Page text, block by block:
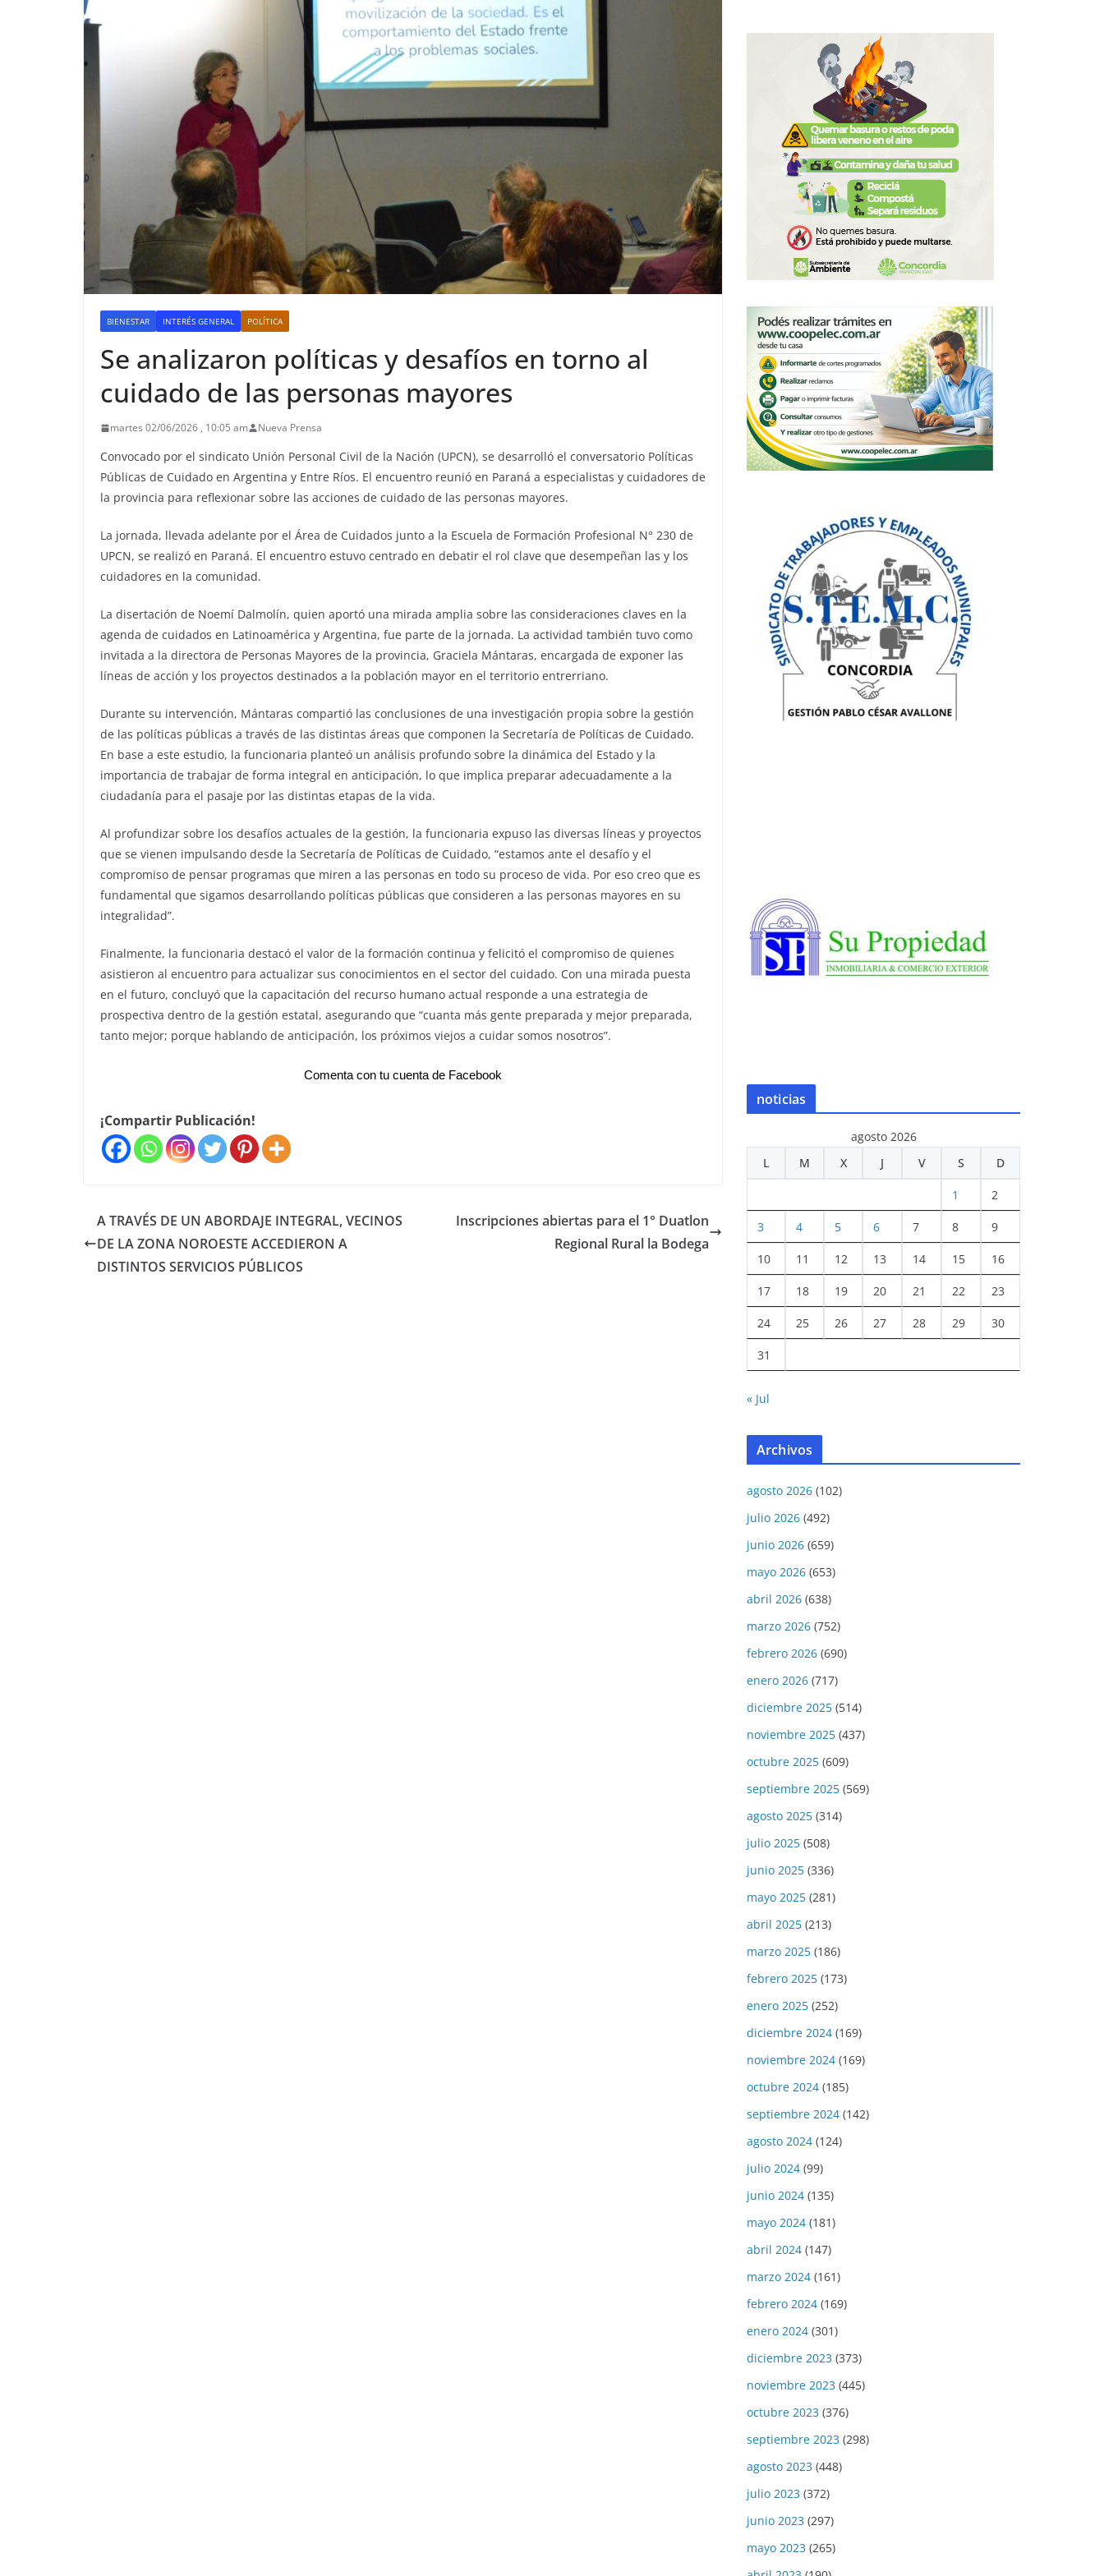
BIENESTAR INTERÉS GENERAL POLÍTICA
Se analizaron políticas y desafíos en torno al
cuidado de las personas mayores
martes 02/06/2026 , 10:05 am Nueva Prensa
Convocado por el sindicato Unión Personal Civil de la Nación (UPCN), se desarrolló el conversatorio Políticas
Públicas de Cuidado en Argentina y Entre Ríos. El encuentro reunió en Paraná a especialistas y cuidadores de
la provincia para reflexionar sobre las acciones de cuidado de las personas mayores.
La jornada, llevada adelante por el Área de Cuidados junto a la Escuela de Formación Profesional N° 230 de
UPCN, se realizó en Paraná. El encuentro estuvo centrado en debatir el rol clave que desempeñan las y los
cuidadores en la comunidad.
La disertación de Noemí Dalmolín, quien aportó una mirada amplia sobre las consideraciones claves en la
agenda de cuidados en Latinoamérica y Argentina, fue parte de la jornada. La actividad también tuvo como
invitada a la directora de Personas Mayores de la provincia, Graciela Mántaras, encargada de exponer las
líneas de acción y los proyectos destinados a la población mayor en el territorio entrerriano.
Durante su intervención, Mántaras compartió las conclusiones de una investigación propia sobre la gestión
de las políticas públicas a través de las distintas áreas que componen la Secretaría de Políticas de Cuidado.
En base a este estudio, la funcionaria planteó un análisis profundo sobre la dinámica del Estado y la
importancia de trabajar de forma integral en anticipación, lo que implica preparar adecuadamente a la
ciudadanía para el pasaje por las distintas etapas de la vida.
Al profundizar sobre los desafíos actuales de la gestión, la funcionaria expuso las diversas líneas y proyectos
que se vienen impulsando desde la Secretaría de Políticas de Cuidado, “estamos ante el desafío y el
compromiso de pensar programas que miren a las personas en todo su proceso de vida. Por eso creo que es
fundamental que sigamos desarrollando políticas públicas que consideren a las personas mayores en su
integralidad”.
Finalmente, la funcionaria destacó el valor de la formación continua y felicitó el compromiso de quienes
asistieron al encuentro para actualizar sus conocimientos en el sector del cuidado. Con una mirada puesta
en el futuro, concluyó que la capacitación del recurso humano actual responde a una estrategia de
prospectiva dentro de la gestión estatal, asegurando que “cuanta más gente preparada y mejor preparada,
tanto mejor; porque hablando de anticipación, los próximos viejos a cuidar somos nosotros”.
Comenta con tu cuenta de Facebook
¡Compartir Publicación!
A TRAVÉS DE UN ABORDAJE INTEGRAL, VECINOS
DE LA ZONA NOROESTE ACCEDIERON A
DISTINTOS SERVICIOS PÚBLICOS
Inscripciones abiertas para el 1° Duatlon
Regional Rural la Bodega
noticias
agosto 2026
L
M X J V S D
1 2
3 4 5 6 7 8 9
10 11 12 13 14 15 16
17 18 19 20 21 22 23
24 25 26 27 28 29 30
31
« Jul
Archivos
agosto 2026 (102)
julio 2026 (492)
junio 2026 (659)
mayo 2026 (653)
abril 2026 (638)
marzo 2026 (752)
febrero 2026 (690)
enero 2026 (717)
diciembre 2025 (514)
noviembre 2025 (437)
octubre 2025 (609)
septiembre 2025 (569)
agosto 2025 (314)
julio 2025 (508)
junio 2025 (336)
mayo 2025 (281)
abril 2025 (213)
marzo 2025 (186)
febrero 2025 (173)
enero 2025 (252)
diciembre 2024 (169)
noviembre 2024 (169)
octubre 2024 (185)
septiembre 2024 (142)
agosto 2024 (124)
julio 2024 (99)
junio 2024 (135)
mayo 2024 (181)
abril 2024 (147)
marzo 2024 (161)
febrero 2024 (169)
enero 2024 (301)
diciembre 2023 (373)
noviembre 2023 (445)
octubre 2023 (376)
septiembre 2023 (298)
agosto 2023 (448)
julio 2023 (372)
junio 2023 (297)
mayo 2023 (265)